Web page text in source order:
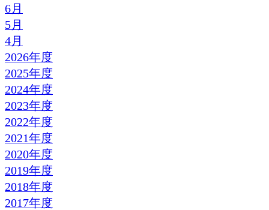
6月
5月
4月
2026年度
2025年度
2024年度
2023年度
2022年度
2021年度
2020年度
2019年度
2018年度
2017年度